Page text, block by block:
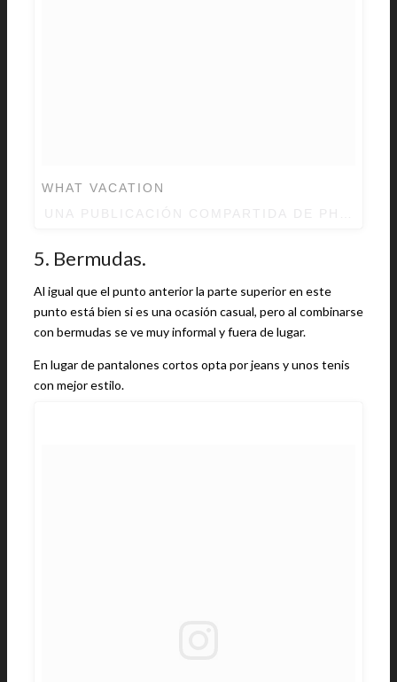
WHAT VACATION
5. Bermudas.
Al igual que el punto anterior la parte superior en este
punto está bien si es una ocasión casual, pero al combinarse
con bermudas se ve muy informal y fuera de lugar.
En lugar de pantalones cortos opta por jeans y unos tenis
con mejor estilo.